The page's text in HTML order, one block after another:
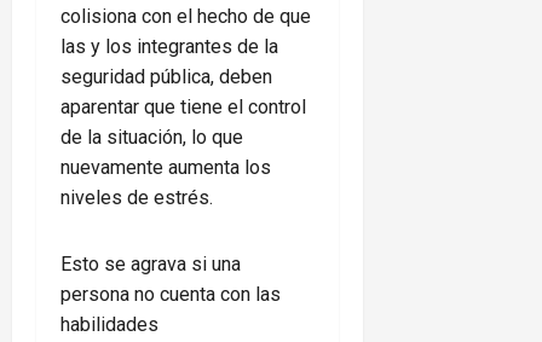
colisiona con el hecho de que
las y los integrantes de la
seguridad pública, deben
aparentar que tiene el control
de la situación, lo que
nuevamente aumenta los
niveles de estrés.
Esto se agrava si una
persona no cuenta con las
habilidades